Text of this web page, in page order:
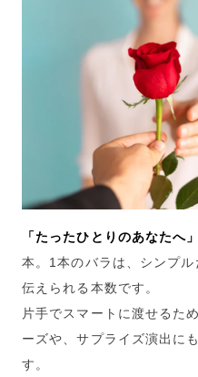
「たったひとりのあなたへ」
本。 1本のバラは、シンプ
伝えられる本数です。
片手でスマートに渡せるた
ーズや、サプライズ演出に
す。